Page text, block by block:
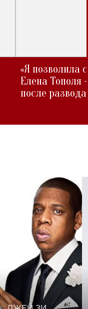
«Я позволила
Елена Тополя
после развода